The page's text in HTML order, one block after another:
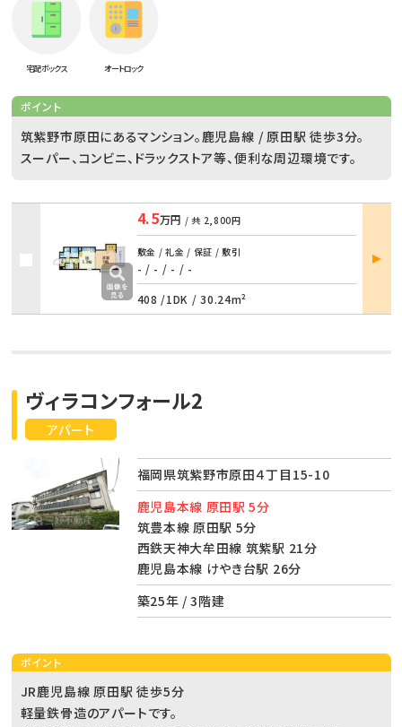
宅配ボックス オートロック
ポイント
筑紫野市原田にあるマンション。鹿児島線 / 原田駅 徒歩3分。
スーパー、コンビニ、ドラックストア等、便利な周辺環境です。
4.5万円 / 共 2,800円
敷金 / 礼金 / 保証 / 敷引
- / - / - / -
408 /1DK /30.24m²
部屋
詳細
アパート
ヴィラコンフォール2
福岡県筑紫野市原田４丁目15-10
鹿児島本線 原田駅 5分
筑豊本線 原田駅 5分
西鉄天神大牟田線 筑紫駅 21分
鹿児島本線 けやき台駅 26分
築25年 / 3階建
ポイント
JR鹿児島線 原田駅 徒歩5分
軽量鉄骨造のアパートです。